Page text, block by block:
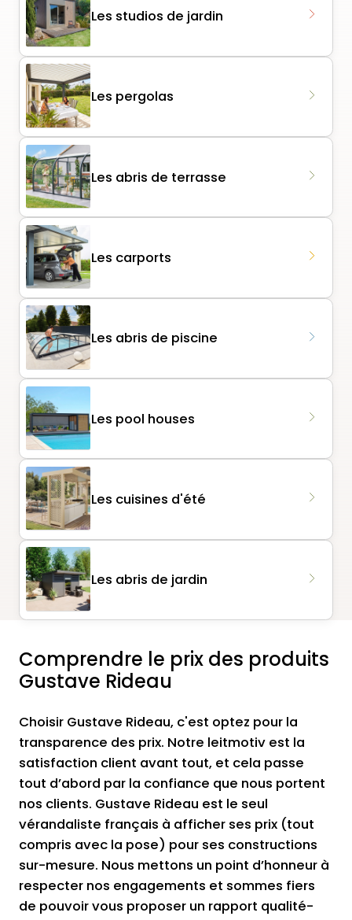
Les studios de jardin
Les pergolas
Les abris de terrasse
Les carports
Les abris de piscine
Les pool houses
Les cuisines d'été
Les abris de jardin
Comprendre le prix des produits
Gustave Rideau
Choisir Gustave Rideau, c'est optez pour la
transparence des prix. Notre leitmotiv est la
satisfaction client avant tout, et cela passe
tout d’abord par la confiance que nous portent
nos clients. Gustave Rideau est le seul
vérandaliste français à afficher ses prix (tout
compris avec la pose) pour ses constructions
sur-mesure. Nous mettons un point d’honneur à
respecter nos engagements et sommes fiers
de pouvoir vous proposer un rapport qualité-